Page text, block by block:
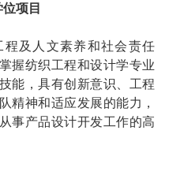
项目
及人文素养和社会责任
握纺织工程和设计学专业
能，具有创新意识、工程
精神和适应发展的能力，
事产品设计开发工作的高